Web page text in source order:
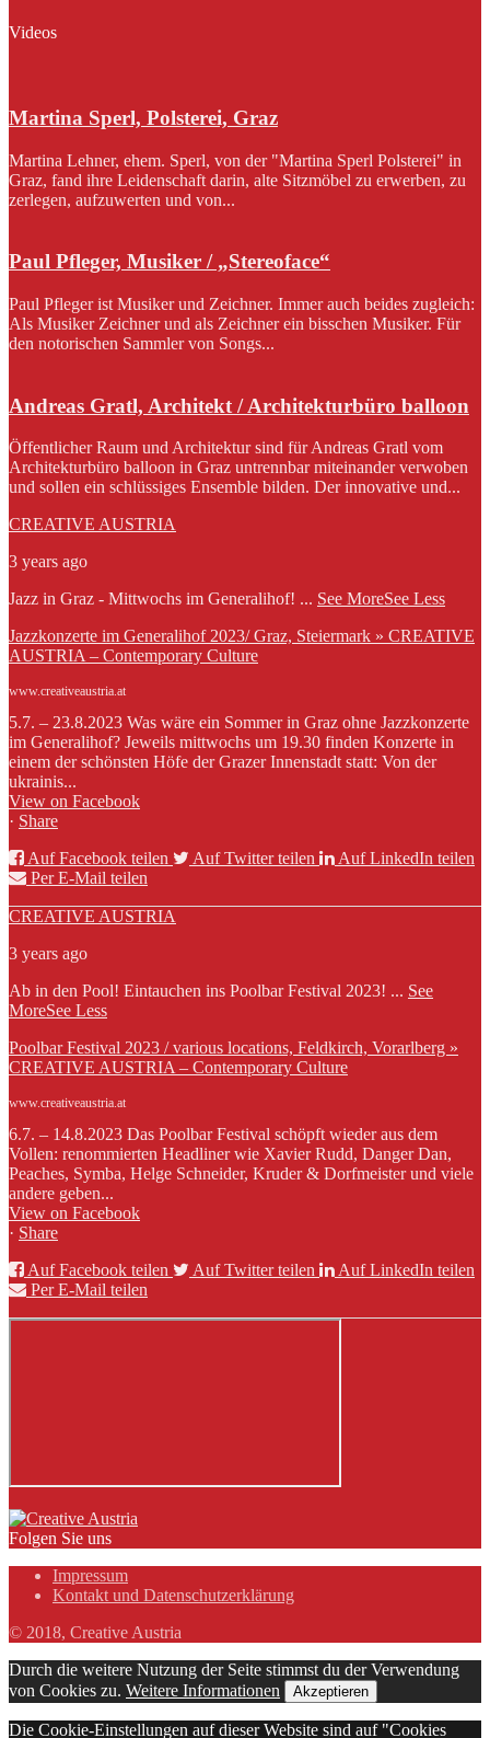
Videos
Martina Sperl, Polsterei, Graz
Martina Lehner, ehem. Sperl, von der "Martina Sperl Polsterei" in
Graz, fand ihre Leidenschaft darin, alte Sitzmöbel zu erwerben, zu
zerlegen, aufzuwerten und von...
Paul Pfleger, Musiker / „Stereoface“
Paul Pfleger ist Musiker und Zeichner. Immer auch beides zugleich:
Als Musiker Zeichner und als Zeichner ein bisschen Musiker. Für
den notorischen Sammler von Songs...
Andreas Gratl, Architekt / Architekturbüro balloon
Öffentlicher Raum und Architektur sind für Andreas Gratl vom
Architekturbüro balloon in Graz untrennbar miteinander verwoben
und sollen ein schlüssiges Ensemble bilden. Der innovative und...
CREATIVE AUSTRIA
3 years ago
Jazz in Graz - Mittwochs im Generalihof! ... See MoreSee Less
Jazzkonzerte im Generalihof 2023/ Graz, Steiermark » CREATIVE
AUSTRIA – Contemporary Culture
www.creativeaustria.at
5.7. – 23.8.2023 Was wäre ein Sommer in Graz ohne Jazzkonzerte
im Generalihof? Jeweils mittwochs um 19.30 finden Konzerte in
einem der schönsten Höfe der Grazer Innenstadt statt: Von der
ukrainis...
View on Facebook
· Share
Auf Facebook teilen
Auf Twitter teilen
Auf LinkedIn teilen
Per E-Mail teilen
CREATIVE AUSTRIA
3 years ago
Ab in den Pool! Eintauchen ins Poolbar Festival 2023! ... See
MoreSee Less
Poolbar Festival 2023 / various locations, Feldkirch, Vorarlberg »
CREATIVE AUSTRIA – Contemporary Culture
www.creativeaustria.at
6.7. – 14.8.2023 Das Poolbar Festival schöpft wieder aus dem
Vollen: renommierten Headliner wie Xavier Rudd, Danger Dan,
Peaches, Symba, Helge Schneider, Kruder & Dorfmeister und viele
andere geben...
View on Facebook
· Share
Auf Facebook teilen
Auf Twitter teilen
Auf LinkedIn teilen
Per E-Mail teilen
Folgen Sie uns
Impressum
Kontakt und Datenschutzerklärung
© 2018, Creative Austria
Durch die weitere Nutzung der Seite stimmst du der Verwendung
von Cookies zu. Weitere Informationen Akzeptieren
Die Cookie-Einstellungen auf dieser Website sind auf "Cookies